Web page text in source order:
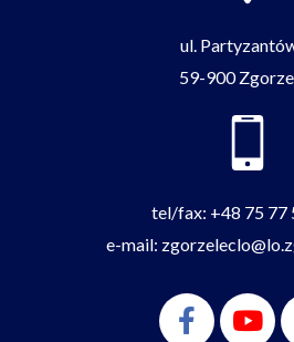
ul.
59-900
tel/fax: +48 75 77
e-mail:
f